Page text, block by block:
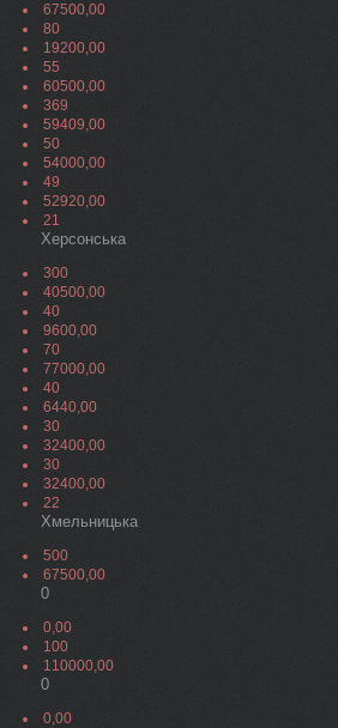
67500,00
80
19200,00
55
60500,00
369
59409,00
50
54000,00
49
52920,00
21
Херсонська
300
40500,00
40
9600,00
70
77000,00
40
6440,00
30
32400,00
30
32400,00
22
Хмельницька
500
67500,00
0
0,00
100
110000,00
0
0,00